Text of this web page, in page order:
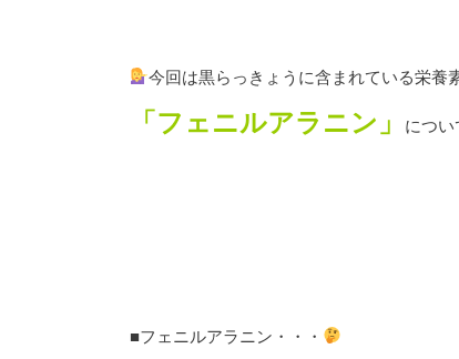
今回は黒らっきょうに含まれている栄養
「フェニルアラニン」 につい
■フェニルアラニン・・・